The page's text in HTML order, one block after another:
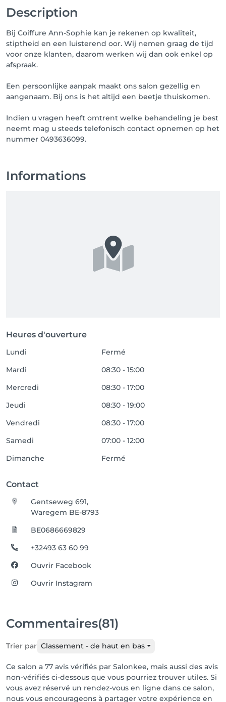
Description
Bij Coiffure Ann-Sophie kan je rekenen op kwaliteit,
stiptheid en een luisterend oor. Wij nemen graag de tijd
voor onze klanten, daarom werken wij dan ook enkel op
afspraak.
Een persoonlijke aanpak maakt ons salon gezellig en
aangenaam. Bij ons is het altijd een beetje thuiskomen.
Indien u vragen heeft omtrent welke behandeling je best
neemt mag u steeds telefonisch contact opnemen op het
nummer 0493636099.
Informations
Heures d'ouverture
Lundi
Fermé
Mardi
08:30 - 15:00
Mercredi
08:30 - 17:00
Jeudi
08:30 - 19:00
Vendredi
08:30 - 17:00
Samedi
07:00 - 12:00
Dimanche
Fermé
Contact
Gentseweg 691,
Waregem BE-8793
BE0686669829
+32493 63 60 99
Ouvrir Facebook
Ouvrir Instagram
Commentaires(81)
Trier par Classement - de haut en bas
Ce salon a 77 avis vérifiés par Salonkee, mais aussi des avis
non-vérifiés ci-dessous que vous pourriez trouver utiles. Si
vous avez réservé un rendez-vous en ligne dans ce salon,
nous vous encourageons à partager votre expérience en